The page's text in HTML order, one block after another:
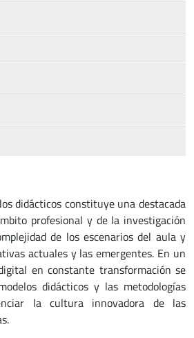
didácticos constituye una destacada
profesional y de la investigación
de los escenarios del aula y
actuales y las emergentes. En un
en constante transformación se
didácticos y las metodologías
la cultura innovadora de las